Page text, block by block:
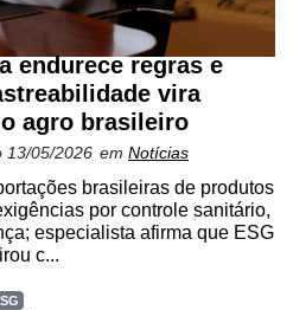
endurece regras e
vira
agro brasileiro
13/05/2026 em Notícias
brasileiras de produtos
por controle sanitário,
especialista afirma que ESG
c...